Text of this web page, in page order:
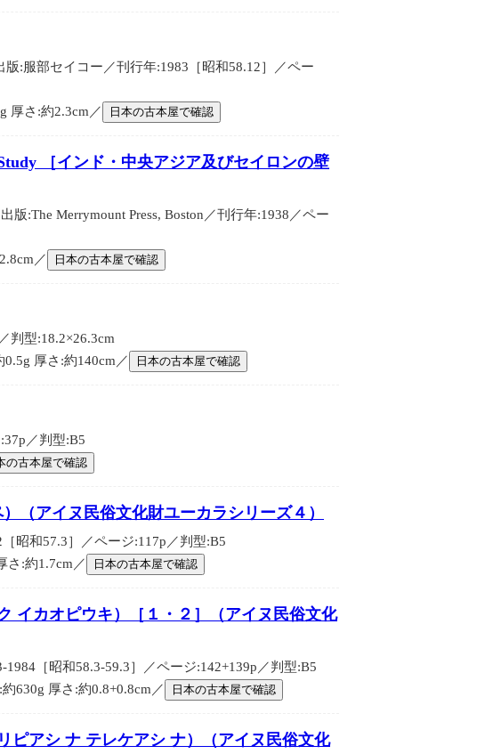
:服部セイコー／刊行年:1983［昭和58.12］／ペー
厚さ:約2.3cm／
日本の古本屋で確認
［インド・中央アジア及びセイロンの壁
版:The Merrymount Press, Boston／刊行年:1938／ペー
／
日本の古本屋で確認
判型:18.2×26.3cm
厚さ:約140cm／
日本の古本屋で確認
／判型:B5
の古本屋で確認
（アイヌ民俗文化財ユーカラシリーズ４）
昭和57.3］／ページ:117p／判型:B5
さ:約1.7cm／
日本の古本屋で確認
イカオピウキ）［１・２］（アイヌ民俗文化
［昭和58.3-59.3］／ページ:142+139p／判型:B5
630g 厚さ:約0.8+0.8cm／
日本の古本屋で確認
ピアシ ナ テレケアシ ナ）（アイヌ民俗文化